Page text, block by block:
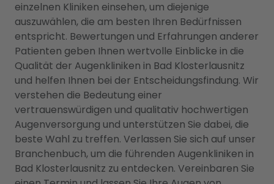
einzelnen Kliniken einsehen, um diejenige
auszuwählen, die am besten Ihren Bedürfnissen
entspricht. Bewertungen und Erfahrungen anderer
Patienten geben Ihnen wertvolle Einblicke in die
Qualität der Augenkliniken in Bad Klosterlausnitz
und helfen Ihnen bei der Entscheidungsfindung. Wir
verstehen die Bedeutung einer
vertrauenswürdigen und qualitativ hochwertigen
Augenversorgung und unterstützen Sie dabei, die
beste Wahl zu treffen. Verlassen Sie sich auf unser
Branchenbuch, um die führenden Augenkliniken in
Bad Klosterlausnitz zu entdecken. Vereinbaren Sie